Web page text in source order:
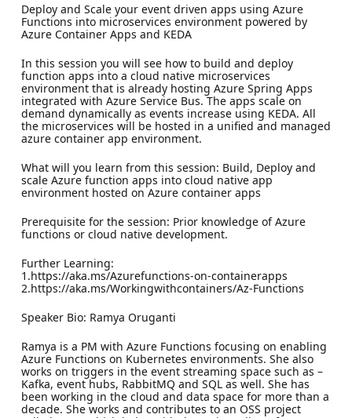
Deploy and Scale your event driven apps using Azure
Functions into microservices environment powered by
Azure Container Apps and KEDA
In this session you will see how to build and deploy
function apps into a cloud native microservices
environment that is already hosting Azure Spring Apps
integrated with Azure Service Bus. The apps scale on
demand dynamically as events increase using KEDA. All
the microservices will be hosted in a unified and managed
azure container app environment.
What will you learn from this session: Build, Deploy and
scale Azure function apps into cloud native app
environment hosted on Azure container apps
Prerequisite for the session: Prior knowledge of Azure
functions or cloud native development.
Further Learning:
1.https://aka.ms/Azurefunctions-on-containerapps
2.https://aka.ms/Workingwithcontainers/Az-Functions
Speaker Bio: Ramya Oruganti
Ramya is a PM with Azure Functions focusing on enabling
Azure Functions on Kubernetes environments. She also
works on triggers in the event streaming space such as –
Kafka, event hubs, RabbitMQ and SQL as well. She has
been working in the cloud and data space for more than a
decade. She works and contributes to an OSS project